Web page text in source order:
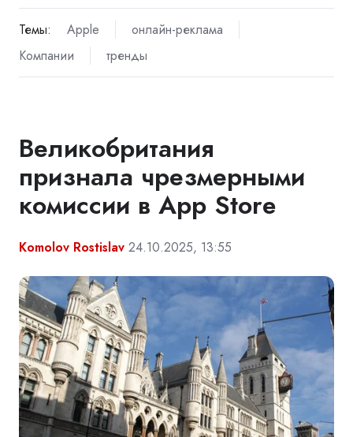
Темы: Apple
онлайн-реклама
Компании
тренды
Великобритания
признала чрезмерными
комиссии в App Store
Komolov Rostislav 24.10.2025, 13:55